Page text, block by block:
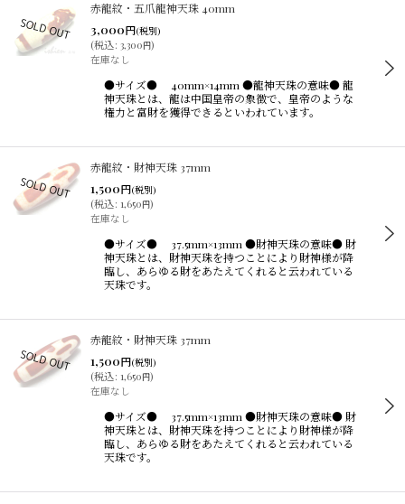
赤龍紋・五爪龍神天珠 40mm
3,000円(税別)
(税込: 3,300円)
在庫なし
●サイズ● 40mm×14mm ●龍神天珠の意味● 龍
神天珠とは、龍は中国皇帝の象徴で、皇帝のような
権力と富財を獲得できるといわれています。
赤龍紋・財神天珠 37mm
1,500円(税別)
(税込: 1,650円)
在庫なし
●サイズ● 37.5mm×13mm ●財神天珠の意味● 財
神天珠とは、財神天珠を持つことにより財神様が降
臨し、あらゆる財をあたえてくれると云われている
天珠です。
赤龍紋・財神天珠 37mm
1,500円(税別)
(税込: 1,650円)
在庫なし
●サイズ● 37.5mm×13mm ●財神天珠の意味● 財
神天珠とは、財神天珠を持つことにより財神様が降
臨し、あらゆる財をあたえてくれると云われている
天珠です。